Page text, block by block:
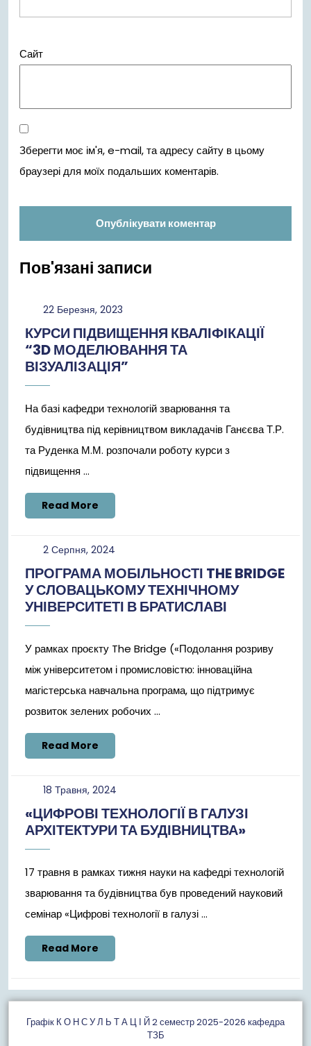
Сайт
Зберегти моє ім'я, e-mail, та адресу сайту в цьому
браузері для моїх подальших коментарів.
Пов'язані записи
22 Березня, 202322
2023
КУРСИ ПІДВИЩЕННЯ КВАЛІФІКАЦІЇ
“3D МОДЕЛЮВАННЯ ТА
ВІЗУАЛІЗАЦІЯ”
На базі кафедри технологій зварювання та
будівництва під керівництвом викладачів Ганєєва Т.Р.
та Руденка М.М. розпочали роботу курси з
підвищення ...
Read More
More
2 Серпня, 2024
2024
ПРОГРАМА МОБІЛЬНОСТІ THE BRIDGE
У СЛОВАЦЬКОМУ ТЕХНІЧНОМУ
УНІВЕРСИТЕТІ В БРАТИСЛАВІ
У рамках проєкту The Bridge («Подолання розриву
між університетом і промисловістю: інноваційна
магістерська навчальна програма, що підтримує
розвиток зелених робочих ...
Read More
More
18 Травня, 2024
2024
«ЦИФРОВІ ТЕХНОЛОГІЇ В ГАЛУЗІ
АРХІТЕКТУРИ ТА БУДІВНИЦТВА»
17 травня в рамках тижня науки на кафедрі технологій
зварювання та будівництва був проведений науковий
семінар «Цифрові технології в галузі ...
Read More
More
Графiк К О Н С У Л Ь Т А Ц І Й 2 семестр 2025-2026 кафедра
ТЗБ